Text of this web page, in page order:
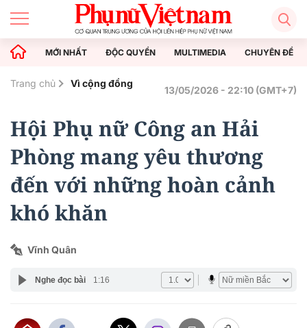
MỚI NHẤT ĐỘC QUYỀN MULTIMEDIA CHUYÊN ĐỀ
Trang chủ Vì cộng đồng
13/05/2026 - 22:10 (GMT+7)
Hội Phụ nữ Công an Hải
Phòng mang yêu thương
đến với những hoàn cảnh
khó khăn
Vĩnh Quân
Nghe đọc bài 1:16